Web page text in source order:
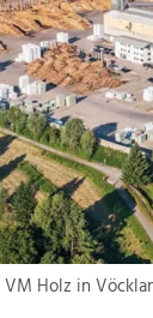
Holz in